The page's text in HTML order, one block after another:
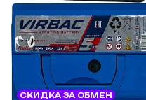
СКИДКА ЗА ОБМЕН